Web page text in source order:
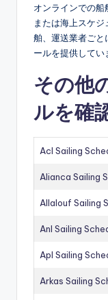
オンラインでの船
または海上スケ
舶、運送業者ごと
ールを提供してい
その他
ルを確
Acl Sailing
Alianca Sailing
Allalouf Sailing
Anl Sailing
Apl Sailing
Arkas Sailing